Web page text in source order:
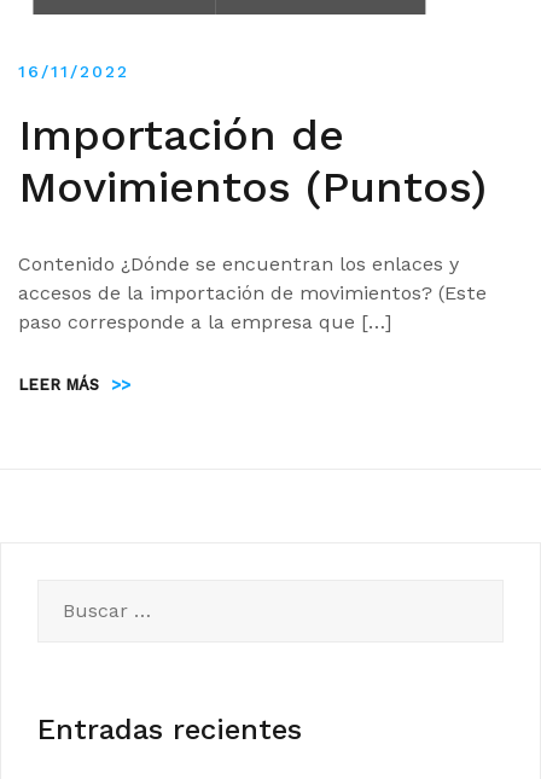
16/11/2022
Importación de
Movimientos (Puntos)
Contenido ¿Dónde se encuentran los enlaces y
accesos de la importación de movimientos? (Este
paso corresponde a la empresa que […]
LEER MÁS >>
Entradas recientes